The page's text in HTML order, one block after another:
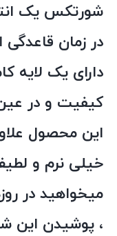
شورتکس یک
در زمان
دارای یک لایه
کیفیت و در
این محصول
خیلی نرم و
میخواهید در
، پوشیدن این